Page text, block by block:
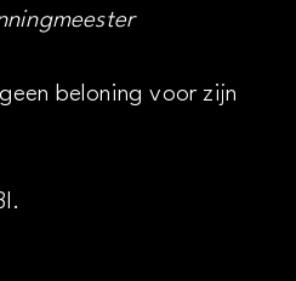
beloning voor zijn